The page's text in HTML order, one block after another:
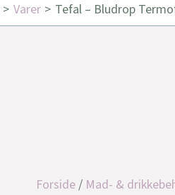
Varer Tefal – Bludrop
Forside/ Mad- &